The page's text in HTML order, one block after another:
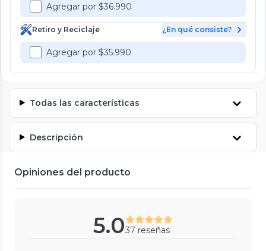
Agregar por $36.990
Retiro y Reciclaje ¿En qué consiste?
Agregar por $35.990
Todas las características
Descripción
Opiniones del producto
5.037 reseñas